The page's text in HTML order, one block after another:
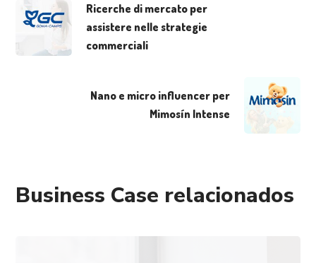
Ricerche di mercato per
assistere nelle strategie
commerciali
Nano e micro influencer per
Mimosín Intense